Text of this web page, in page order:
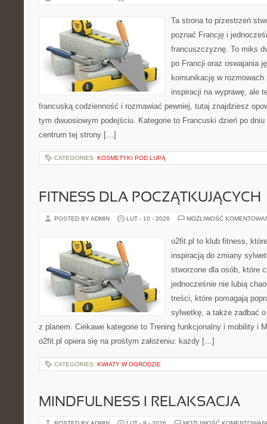
Ta strona to przestrzeń
poznać Francję i
francuszczyznę. To miks
po Francji oraz oswajania
komunikację w
inspiracji na wyprawę, ale
francuską codzienność i rozmawiać pewniej, tutaj znajdziesz
tym dwuosiowym podejściu. Kategorie to Francuski dzień po
centrum tej strony […]
CATEGORIES: KOSMETYKI POD LUPĄ
FITNESS DLA POCZĄTKUJĄCYCH
POSTED BY ADMIN LUT - 10 - 2026 MOŻLIWOŚĆ
o2fit.pl to klub fitness,
inspiracją do zmiany
stworzone dla osób, które
jednocześnie nie lubią
treści, które pomagają
sylwetkę, a także zadbać
z planem. Ciekawe kategorie to Trening funkcjonalny i mobility i
o2fit.pl opiera się na prostym założeniu: każdy […]
CATEGORIES: KWIATY W OGRODZIE
MINDFULNESS I RELAKSACJA